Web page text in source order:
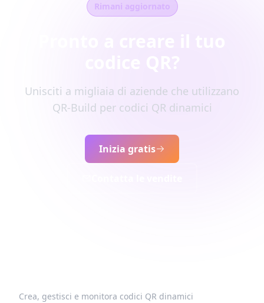
Rimani aggiornato
Unisciti a migliaia di aziende che utilizzano
QR-Build per codici QR dinamici
Inizia gratis
Crea, gestisci e monitora codici QR dinamici